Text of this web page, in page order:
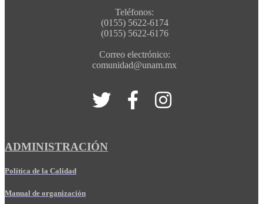
Teléfonos:
(0155) 5622-6174
(0155) 5622-6176
Correo electrónico:
comunidad@unam.mx
ADMINISTRACIÓN
Política de la Calidad
Manual de organización